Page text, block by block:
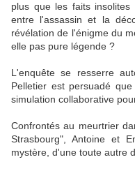
plus que les faits
entre l'assassin et la
révélation de l'énigme du
elle pas pure légende ?
L'enquête se resserre
Pelletier est persuadé
simulation collaborative
Confrontés au meurtrier
Strasbourg", Antoine et
mystère, d'une toute autre